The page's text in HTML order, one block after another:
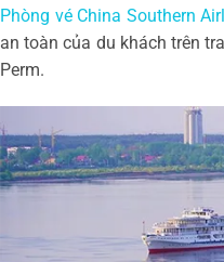
Phòng vé China Southern
an toàn của du khách trên
Perm.